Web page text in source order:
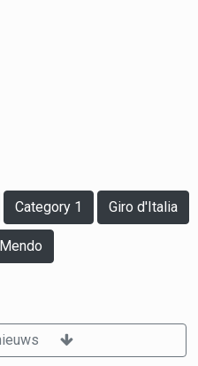
Category 1 Giro d'Italia